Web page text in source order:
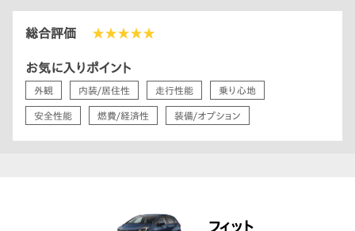
総合評価 ★★★★★
お気に入りポイント
外観 内装/居住性 走行性能 乗り心地
安全性能 燃費/経済性 装備/オプション
フィット